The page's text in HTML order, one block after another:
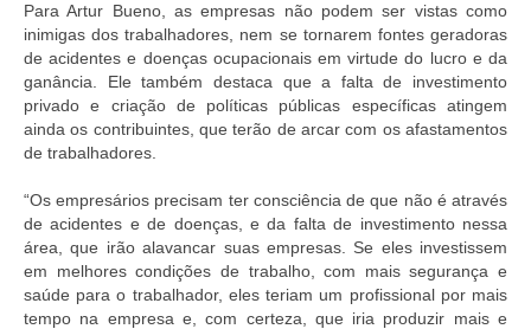
Para Artur Bueno, as empresas não podem ser vistas como
inimigas dos trabalhadores, nem se tornarem fontes geradoras
de acidentes e doenças ocupacionais em virtude do lucro e da
ganância. Ele também destaca que a falta de investimento
privado e criação de políticas públicas específicas atingem
ainda os contribuintes, que terão de arcar com os afastamentos
de trabalhadores.
“Os empresários precisam ter consciência de que não é através
de acidentes e de doenças, e da falta de investimento nessa
área, que irão alavancar suas empresas. Se eles investissem
em melhores condições de trabalho, com mais segurança e
saúde para o trabalhador, eles teriam um profissional por mais
tempo na empresa e, com certeza, que iria produzir mais e